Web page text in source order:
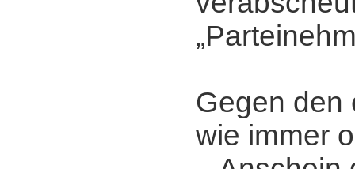
Gegen den
wie immer